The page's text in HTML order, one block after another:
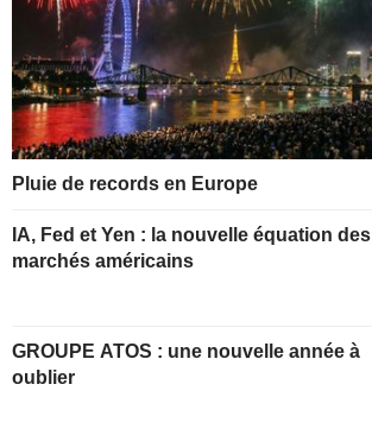
Pluie de records en Europe
IA, Fed et Yen : la nouvelle équation des
marchés américains
GROUPE ATOS : une nouvelle année à
oublier